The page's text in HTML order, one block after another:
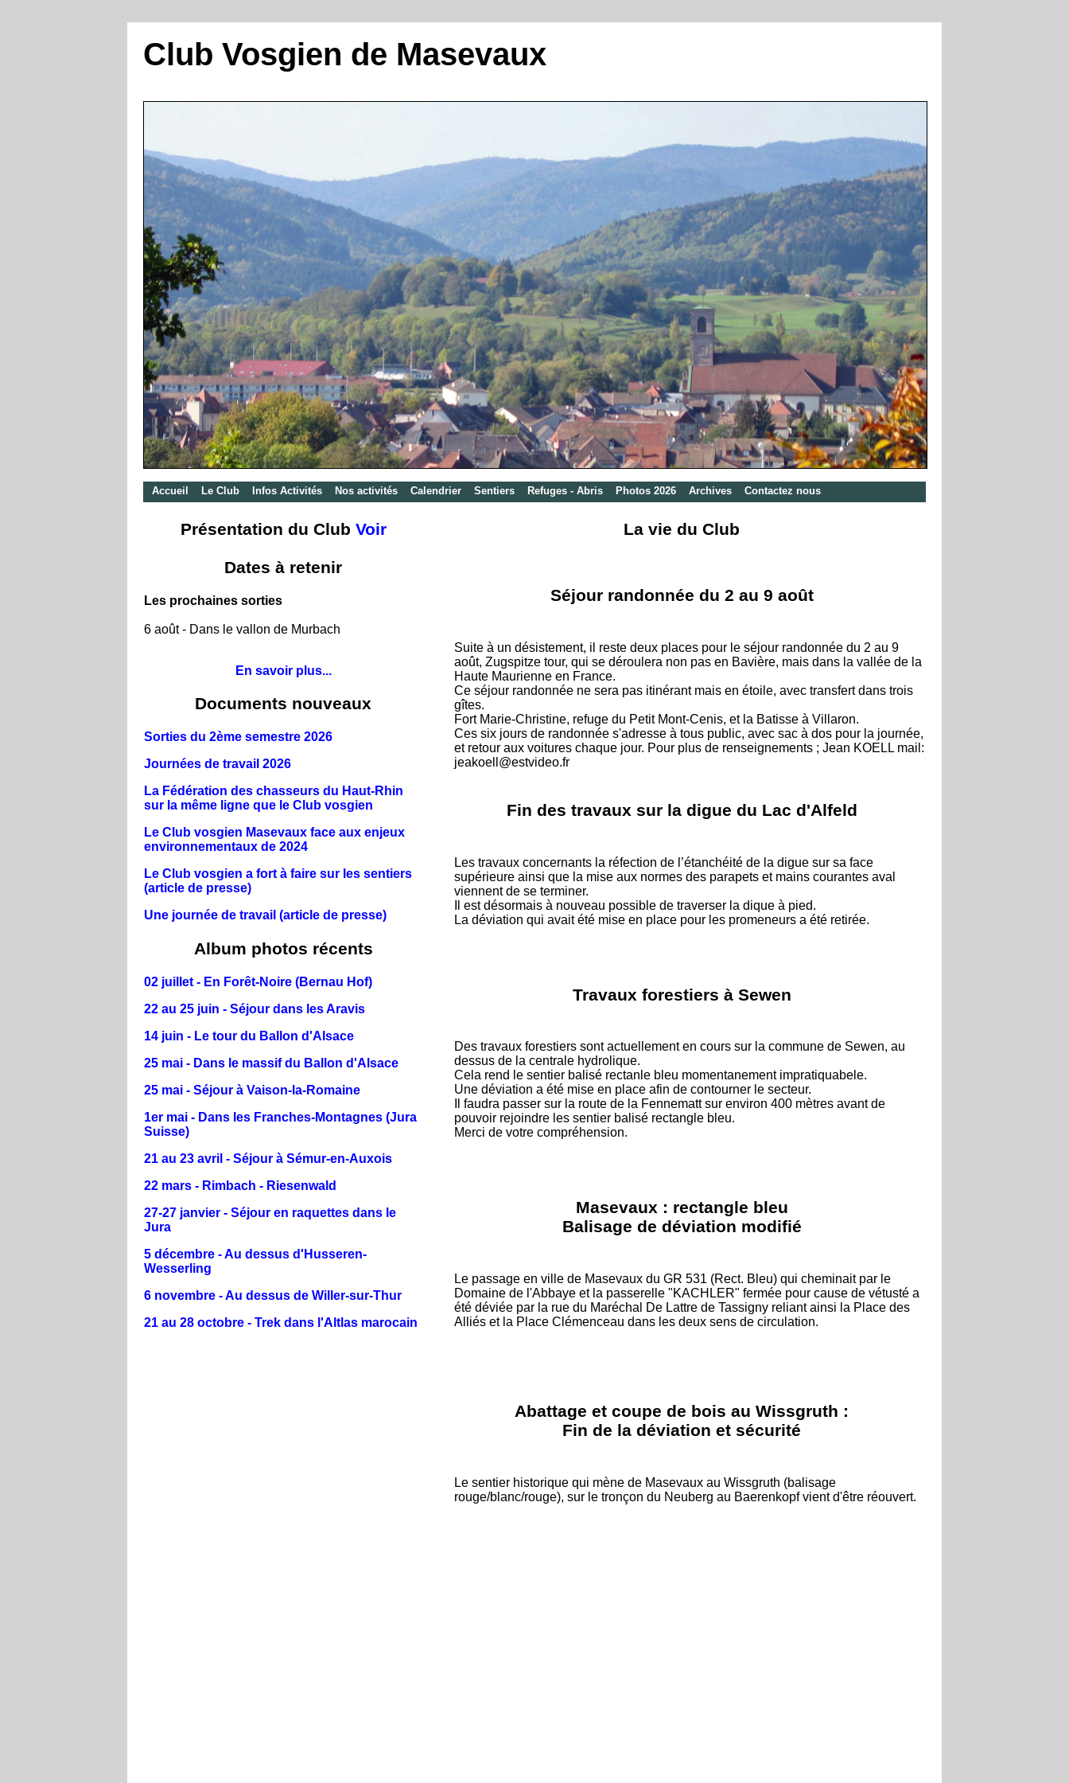
Club Vosgien de Masevaux
Accueil Le Club Infos Activités Nos activités Calendrier Sentiers Refuges - Abris Photos 2026 Archives Contactez nous
Présentation du Club Voir
Dates à retenir
Les prochaines sorties
6 août - Dans le vallon de Murbach
En savoir plus...
Documents nouveaux
Sorties du 2ème semestre 2026
Journées de travail 2026
La Fédération des chasseurs du Haut-Rhin
sur la même ligne que le Club vosgien
Le Club vosgien Masevaux face aux enjeux
environnementaux de 2024
Le Club vosgien a fort à faire sur les sentiers
(article de presse)
Une journée de travail (article de presse)
Album photos récents
02 juillet - En Forêt-Noire (Bernau Hof)
22 au 25 juin - Séjour dans les Aravis
14 juin - Le tour du Ballon d'Alsace
25 mai - Dans le massif du Ballon d'Alsace
25 mai - Séjour à Vaison-la-Romaine
1er mai - Dans les Franches-Montagnes (Jura
Suisse)
21 au 23 avril - Séjour à Sémur-en-Auxois
22 mars - Rimbach - Riesenwald
27-27 janvier - Séjour en raquettes dans le
Jura
5 décembre - Au dessus d'Husseren-
Wesserling
6 novembre - Au dessus de Willer-sur-Thur
21 au 28 octobre - Trek dans l'Altlas marocain
La vie du Club
Séjour randonnée du 2 au 9 août
Suite à un désistement, il reste deux places pour le séjour randonnée du 2 au 9
août, Zugspitze tour, qui se déroulera non pas en Bavière, mais dans la vallée de la
Haute Maurienne en France.
Ce séjour randonnée ne sera pas itinérant mais en étoile, avec transfert dans trois
gîtes.
Fort Marie-Christine, refuge du Petit Mont-Cenis, et la Batisse à Villaron.
Ces six jours de randonnée s'adresse à tous public, avec sac à dos pour la journée,
et retour aux voitures chaque jour. Pour plus de renseignements ; Jean KOELL mail:
jeakoell@estvideo.fr
Fin des travaux sur la digue du Lac d'Alfeld
Les travaux concernants la réfection de l’étanchéité de la digue sur sa face
supérieure ainsi que la mise aux normes des parapets et mains courantes aval
viennent de se terminer.
Il est désormais à nouveau possible de traverser la dique à pied.
La déviation qui avait été mise en place pour les promeneurs a été retirée.
Travaux forestiers à Sewen
Des travaux forestiers sont actuellement en cours sur la commune de Sewen, au
dessus de la centrale hydrolique.
Cela rend le sentier balisé rectanle bleu momentanement impratiquabele.
Une déviation a été mise en place afin de contourner le secteur.
Il faudra passer sur la route de la Fennematt sur environ 400 mètres avant de
pouvoir rejoindre les sentier balisé rectangle bleu.
Merci de votre compréhension.
Masevaux : rectangle bleu
Balisage de déviation modifié
Le passage en ville de Masevaux du GR 531 (Rect. Bleu) qui cheminait par le
Domaine de l'Abbaye et la passerelle "KACHLER" fermée pour cause de vétusté a
été déviée par la rue du Maréchal De Lattre de Tassigny reliant ainsi la Place des
Alliés et la Place Clémenceau dans les deux sens de circulation.
Abattage et coupe de bois au Wissgruth :
Fin de la déviation et sécurité
Le sentier historique qui mène de Masevaux au Wissgruth (balisage
rouge/blanc/rouge), sur le tronçon du Neuberg au Baerenkopf vient d'être réouvert.